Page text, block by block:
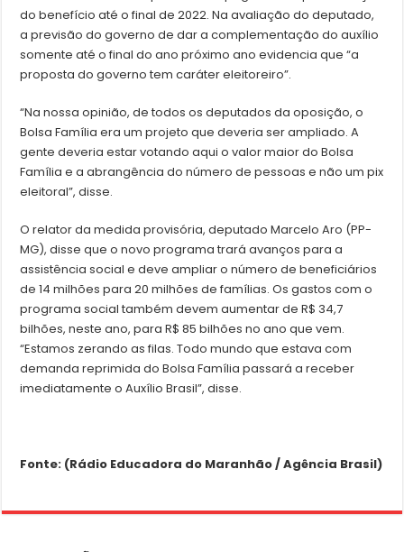
do benefício até o final de 2022. Na avaliação do deputado,
a previsão do governo de dar a complementação do auxílio
somente até o final do ano próximo ano evidencia que “a
proposta do governo tem caráter eleitoreiro”.
“Na nossa opinião, de todos os deputados da oposição, o
Bolsa Família era um projeto que deveria ser ampliado. A
gente deveria estar votando aqui o valor maior do Bolsa
Família e a abrangência do número de pessoas e não um pix
eleitoral”, disse.
O relator da medida provisória, deputado Marcelo Aro (PP-
MG), disse que o novo programa trará avanços para a
assistência social e deve ampliar o número de beneficiários
de 14 milhões para 20 milhões de famílias. Os gastos com o
programa social também devem aumentar de R$ 34,7
bilhões, neste ano, para R$ 85 bilhões no ano que vem.
“Estamos zerando as filas. Todo mundo que estava com
demanda reprimida do Bolsa Família passará a receber
imediatamente o Auxílio Brasil”, disse.
Fonte: (Rádio Educadora do Maranhão / Agência Brasil)